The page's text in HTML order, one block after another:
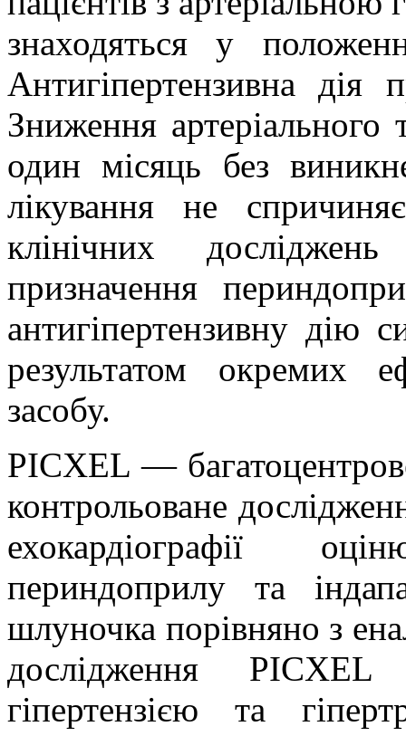
знаходяться у
Антигіпертензивна дія
Зниження
один місяць без
лікування не
клінічних
призначення
антигіпертензивну дію
результатом окремих
засобу.
PICXEL —
контрольоване
ехокардіографії
периндоприлу та
шлуночка порівняно з
дослідження PICXEL
гіпертензією та